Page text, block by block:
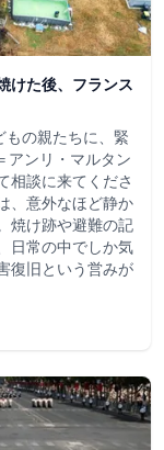
けた後、フランス
の親たちに、緊
アンリ・マルタン
相談に来てくださ
、意外なほど静か
焼け跡や避難の記
日常の中でしか気
復旧という営みが